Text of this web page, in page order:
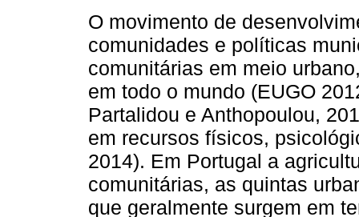
O movimento de
comunidades e políticas
comunitárias em meio
em todo o mundo (EUGO
Partalidou e Anthopoulou,
em recursos físicos,
2014). Em Portugal a
comunitárias, as quintas
que geralmente surgem em